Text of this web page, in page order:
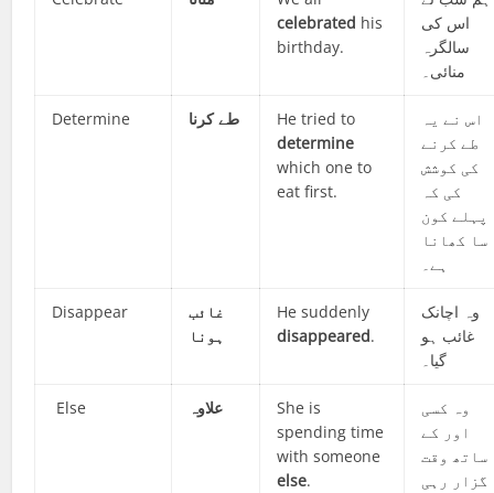
celebrated his
birthday.
اس کی
سالگرہ
منائی۔
Determine طے کرنا
He tried to
determine
which one to
eat first.
اس نے یہ
طے کرنے
کی کوشش
کی کہ
پہلے کون
سا کھانا
ہے۔
Disappear
غائب
ہونا
He suddenly
disappeared.
وہ اچانک
غائب ہو
گیا۔
Else علاوہ
She is
spending time
with someone
else.
وہ کسی
اور کے
ساتھ وقت
گزار رہی